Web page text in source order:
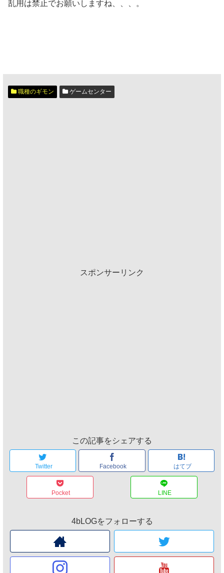
乱用は禁止でお願いしますね、、、。
職種のギモン ゲームセンター
スポンサーリンク
この記事をシェアする
Twitter Facebook はてブ
Pocket LINE
4bLOGをフォローする